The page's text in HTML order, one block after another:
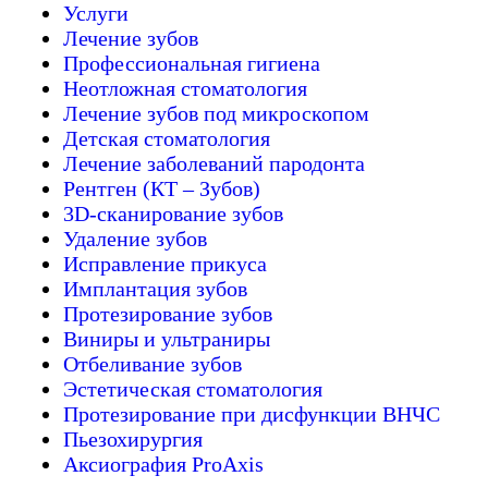
Услуги
Лечение зубов
Профессиональная гигиена
Неотложная стоматология
Лечение зубов под микроскопом
Детская стоматология
Лечение заболеваний пародонта
Рентген (КТ – Зубов)
3D-cканирование зубов
Удаление зубов
Исправление прикуса
Имплантация зубов
Протезирование зубов
Виниры и ультраниры
Отбеливание зубов
Эстетическая стоматология
Протезирование при дисфункции ВНЧС
Пьезохирургия
Аксиография ProAxis